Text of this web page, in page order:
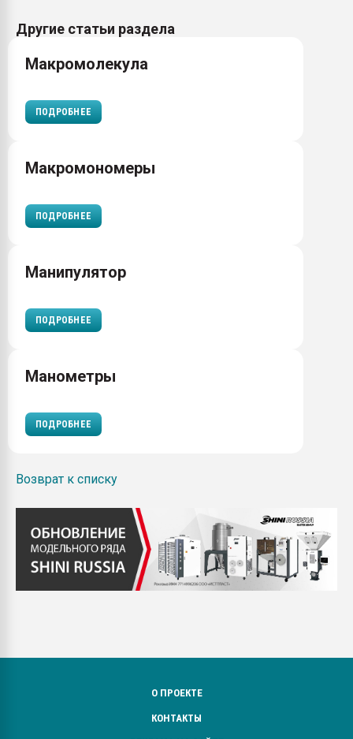
Другие статьи раздела
Макромолекула
ПОДРОБНЕЕ
Макромономеры
ПОДРОБНЕЕ
Манипулятор
ПОДРОБНЕЕ
Манометры
ПОДРОБНЕЕ
Возврат к списку
О ПРОЕКТЕ
КОНТАКТЫ